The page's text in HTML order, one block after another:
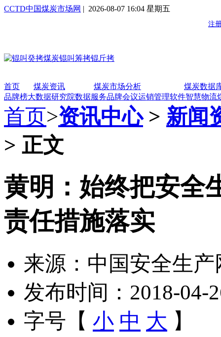
CCTD中国煤炭市场网 | 2026-08-07 16:04 星期五
首页 煤炭资讯 煤炭市场分析
煤炭数据
品牌榜大数据研究院数据服务品牌会议运销管理软件智慧物流
首页>资讯中心> 新闻
> 正文
黄明：始终把安全
责任措施落实
来源：中国安全生产
发布时间：2018-04-
字号【 小 中 大 】